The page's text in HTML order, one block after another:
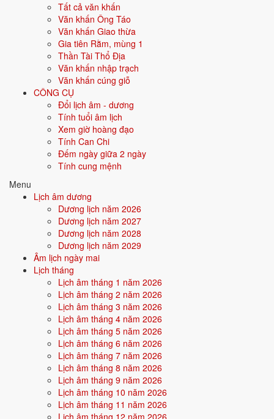
Tất cả văn khấn
Văn khấn Ông Táo
Văn khấn Giao thừa
Gia tiên Rằm, mùng 1
Thần Tài Thổ Địa
Văn khấn nhập trạch
Văn khấn cúng giỗ
CÔNG CỤ
Đổi lịch âm - dương
Tính tuổi âm lịch
Xem giờ hoàng đạo
Tính Can Chi
Đếm ngày giữa 2 ngày
Tính cung mệnh
Menu
Lịch âm dương
Dương lịch năm 2026
Dương lịch năm 2027
Dương lịch năm 2028
Dương lịch năm 2029
Âm lịch ngày mai
Lịch tháng
Lịch âm tháng 1 năm 2026
Lịch âm tháng 2 năm 2026
Lịch âm tháng 3 năm 2026
Lịch âm tháng 4 năm 2026
Lịch âm tháng 5 năm 2026
Lịch âm tháng 6 năm 2026
Lịch âm tháng 7 năm 2026
Lịch âm tháng 8 năm 2026
Lịch âm tháng 9 năm 2026
Lịch âm tháng 10 năm 2026
Lịch âm tháng 11 năm 2026
Lịch âm tháng 12 năm 2026
Hành tương khắc
Thổ (Thổ khắc Thủy); Hỏa (Thủy khắc
Hỏa)
Tuổi năm 2026 52 tuổi mụ / 51 tuổi dương - Trung niên
Ý nghĩa nạp âm Đại Khe Thủy
Người sinh năm1975
Nước khe lớn . Đây là một trong các nạp âm thuộc hành
vòng 60 hoa giáp.
Tượng trưng cho nước, sự mềm mại, lưu chuyển. Người mệnh Thủy
thông minh, khéo léo, trí tuệ.
Tìm hiểu chi tiết nạp âm Đại Khe Thủy: màu hợp, hướng tốt, năm sinh,
tương sinh tương khắc →
Quan hệ Can × Chi (Mộc - Mộc bình hòa):
Mộc - nội ngoại nhất quán. Tính cách thuần khiết, có chính kiến vững.
Điểm mạnh:Tập trung, kiên định, làm việc gì cũng theo đuổi
đến cùng.
Điểm cần lưu ý:
huống thay đổi.
Bối cảnh vận khí khi sinh năm 1975
Người sinh năm1975rơi vào Vận 6 - Lục Bạch Kim
trong chu kỳ Tam Nguyên Cửu Vận. Mệnh Thủy sinh trong Vận 6 Lục
Bạch Kim (Kim) - kim sinh thủy: vận khí hỗ trợ bản mệnh, người này
được thời đại nuôi dưỡng và tỏa sáng trong các lĩnh vực quyền lực,
công nghiệp.